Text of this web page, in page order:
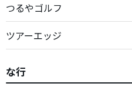
つるやゴルフ
ツアーエッジ
な行